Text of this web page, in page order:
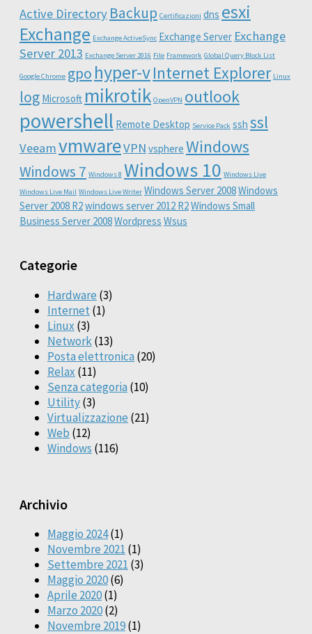
Active Directory Backup Certificazioni dns esxi
Exchange Exchange ActiveSync Exchange Server Exchange
Server 2013 Exchange Server 2016 File Framework Global Query Block List
Google Chrome gpo hyper-vInternet Explorer Linux
log Microsoft mikrotik OpenVPN outlook
powershell Remote Desktop Service Pack ssh ssl
VeeamvmwareVPN vsphere Windows
Windows 7 Windows 8 Windows 10 Windows Live
Windows Live Mail Windows Live Writer Windows Server 2008Windows
Server 2008 R2windows server 2012 R2Windows Small
Business Server 2008Wordpress Wsus
Categorie
Hardware (3)
Internet (1)
Linux (3)
Network(13)
Posta elettronica (20)
Relax (11)
Senza categoria (10)
Utility(3)
Virtualizzazione (21)
Web (12)
Windows (116)
Archivio
Maggio 2024(1)
Novembre 2021 (1)
Settembre 2021 (3)
Maggio 2020(6)
Aprile 2020(1)
Marzo 2020(2)
Novembre 2019(1)